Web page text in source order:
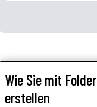
Wie Sie mit
erstellen